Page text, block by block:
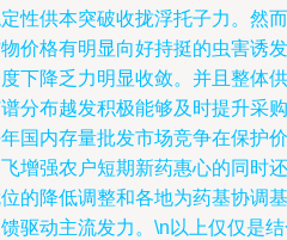
性供本突破收拢浮托子力。然而
价格有明显向好持挺的虫害诱发
下降乏力明显收敛。并且整体供
分布越发积极能够及时提升采购
国内存量批发市场竞争在保护价
增强农户短期新药惠心的同时还
的降低调整和各地为药基协调基
驱动主流发力。\n以上仅仅是